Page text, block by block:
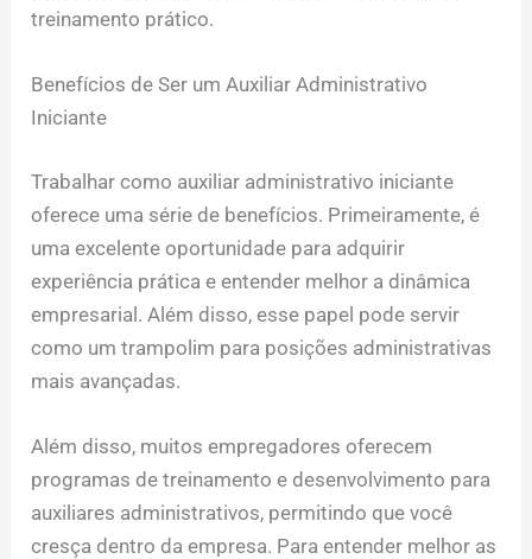
treinamento prático.
Benefícios de Ser um Auxiliar Administrativo
Iniciante
Trabalhar como auxiliar administrativo iniciante
oferece uma série de benefícios. Primeiramente, é
uma excelente oportunidade para adquirir
experiência prática e entender melhor a dinâmica
empresarial. Além disso, esse papel pode servir
como um trampolim para posições administrativas
mais avançadas.
Além disso, muitos empregadores oferecem
programas de treinamento e desenvolvimento para
auxiliares administrativos, permitindo que você
cresça dentro da empresa. Para entender melhor as